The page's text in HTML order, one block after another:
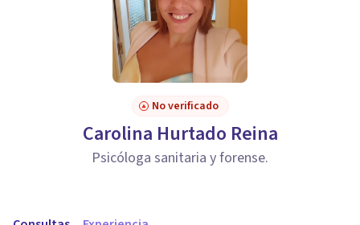
No verificado
Carolina Hurtado Reina
Psicóloga sanitaria y forense.